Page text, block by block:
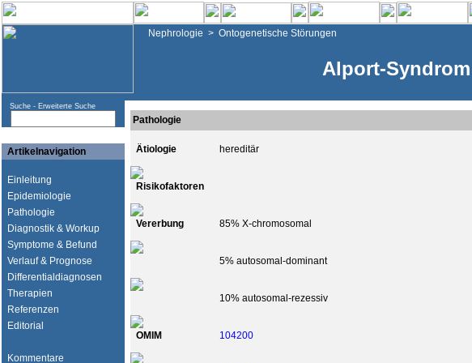
Nephrologie > Ontogenetische Störungen
Alport-Syndrom
Suche - Erweiterte Suche
Artikelnavigation
Einleitung
Epidemiologie
Pathologie
Diagnostik & Workup
Symptome & Befund
Verlauf & Prognose
Differentialdiagnosen
Therapien
Referenzen
Editorial
Kommentare
Pathologie
Ätiologie hereditär
Risikofaktoren
Vererbung 85% X-chromosomal
5% autosomal-dominant
10% autosomal-rezessiv
OMIM 104200